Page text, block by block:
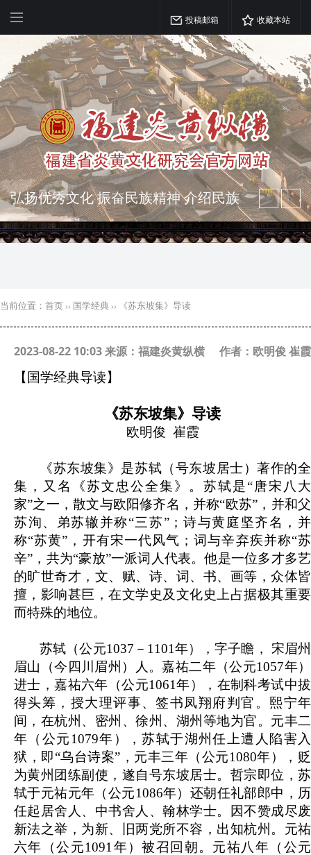
投稿邮箱 收藏本站
弘扬优秀文化 振奋民族精神 介绍民族
瑰宝 宣传中华精英
突出海西特色 报道台港澳侨 坚持古为
当前位置： 首页 ›› 国学经典 ›› 《苏东坡集》导读
2023-08-22 10:03 来源：福建炎黄纵横 作者：欧明俊 崔霞
【国学经典导读】
《苏东坡集》导读
欧明俊 崔霞
《苏东坡集》是苏轼（号东坡居士）著作的全
集，又名《苏文忠公全集》。苏轼是“唐宋八大
家”之一，散文与欧阳修齐名，并称“欧苏”，并和父
苏洵、弟苏辙并称“三苏”；诗与黄庭坚齐名，并
称“苏黄”，开有宋一代风气；词与辛弃疾并称“苏
辛”，共为“豪放”一派词人代表。他是一位多才多艺
的旷世奇才，文、赋、诗、词、书、画等，众体皆
擅，影响甚巨，在文学史及文化史上占据极其重要
而特殊的地位。
苏轼（公元1037－1101年），字子瞻， 宋眉州
眉山（今四川眉州）人。嘉祐二年（公元1057年）
进士，嘉祐六年（公元1061年），在制科考试中拔
得头筹，授大理评事、签书凤翔府判官。熙宁年
间，在杭州、密州、徐州、湖州等地为官。元丰二
年（公元1079年），苏轼于湖州任上遭人陷害入
狱，即“乌台诗案”，元丰三年（公元1080年），贬
为黄州团练副使，遂自号东坡居士。哲宗即位，苏
轼于元祐元年（公元1086年）还朝任礼部郎中，历
任起居舍人、中书舍人、翰林学士。因不赞成尽废
新法之举，为新、旧两党所不容，出知杭州。元祐
六年（公元1091年）被召回朝。元祐八年（公元